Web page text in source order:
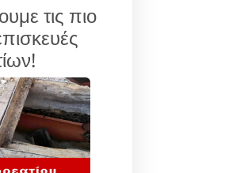
τις πιο